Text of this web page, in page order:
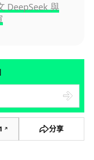
DeepSeek 與
↗ 分享